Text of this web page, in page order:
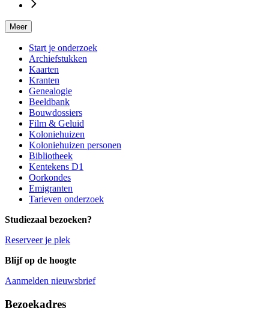
Meer
Start je onderzoek
Archiefstukken
Kaarten
Kranten
Genealogie
Beeldbank
Bouwdossiers
Film & Geluid
Koloniehuizen
Koloniehuizen personen
Bibliotheek
Kentekens D1
Oorkondes
Emigranten
Tarieven onderzoek
Studiezaal bezoeken?
Reserveer je plek
Blijf op de hoogte
Aanmelden nieuwsbrief
Algemene informatie
Bezoekadres